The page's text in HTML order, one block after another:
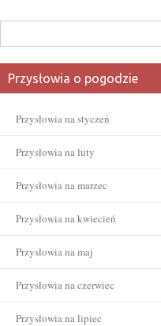
Przysłowia o pogodzie
Przysłowia na styczeń
Przysłowia na luty
Przysłowia na marzec
Przysłowia na kwiecień
Przysłowia na maj
Przysłowia na czerwiec
Przysłowia na lipiec